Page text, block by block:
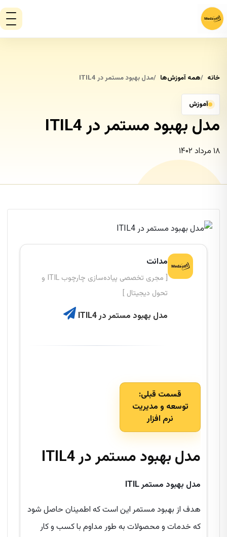
خانه همه آموزش‌ها مدل بهبود مستمر در ITIL4
آموزش
مدل بهبود مستمر در ITIL4
۱۸ مرداد ۱۴۰۲
مدانت
[ مجری تخصصی پیاده‌سازی چارچوب ITIL و
تحول دیجیتال ]
مدل بهبود مستمر در ITIL4
قسمت قبلی:
توسعه و مدیریت
نرم افزار
مدل بهبود مستمر در ITIL4
مدل بهبود مستمرITIL
هدف از بهبود مستمر این است که اطمینان حاصل شود
که خدمات و محصولات به طور مداوم با کسب و کار